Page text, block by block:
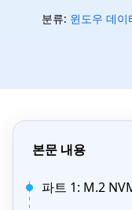
분류: 윈도우 데이
본문 내용
파트 1: M.2